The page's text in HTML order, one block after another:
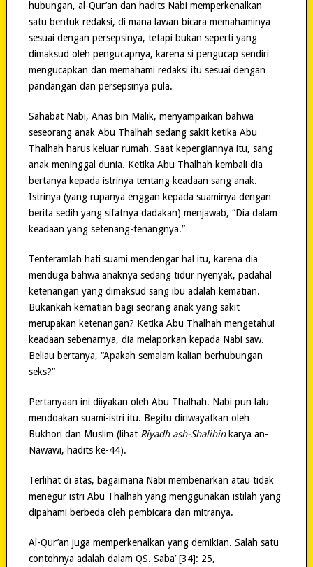
hubungan, al-Qur’an dan hadits Nabi memperkenalkan
satu bentuk redaksi, di mana lawan bicara memahaminya
sesuai dengan persepsinya, tetapi bukan seperti yang
dimaksud oleh pengucapnya, karena si pengucap sendiri
mengucapkan dan memahami redaksi itu sesuai dengan
pandangan dan persepsinya pula.
Sahabat Nabi, Anas bin Malik, menyampaikan bahwa
seseorang anak Abu Thalhah sedang sakit ketika Abu
Thalhah harus keluar rumah. Saat kepergiannya itu, sang
anak meninggal dunia. Ketika Abu Thalhah kembali dia
bertanya kepada istrinya tentang keadaan sang anak.
Istrinya (yang rupanya enggan kepada suaminya dengan
berita sedih yang sifatnya dadakan) menjawab, “Dia dalam
keadaan yang setenang-tenangnya.”
Tenteramlah hati suami mendengar hal itu, karena dia
menduga bahwa anaknya sedang tidur nyenyak, padahal
ketenangan yang dimaksud sang ibu adalah kematian.
Bukankah kematian bagi seorang anak yang sakit
merupakan ketenangan? Ketika Abu Thalhah mengetahui
keadaan sebenarnya, dia melaporkan kepada Nabi saw.
Beliau bertanya, “Apakah semalam kalian berhubungan
seks?”
Pertanyaan ini diiyakan oleh Abu Thalhah. Nabi pun lalu
mendoakan suami-istri itu. Begitu diriwayatkan oleh
Bukhori dan Muslim (lihat Riyadh ash-Shalihinkarya an-
Nawawi, hadits ke-44).
Terlihat di atas, bagaimana Nabi membenarkan atau tidak
menegur istri Abu Thalhah yang menggunakan istilah yang
dipahami berbeda oleh pembicara dan mitranya.
Al-Qur’an juga memperkenalkan yang demikian. Salah satu
contohnya adalah dalam QS. Saba’ [34]: 25,